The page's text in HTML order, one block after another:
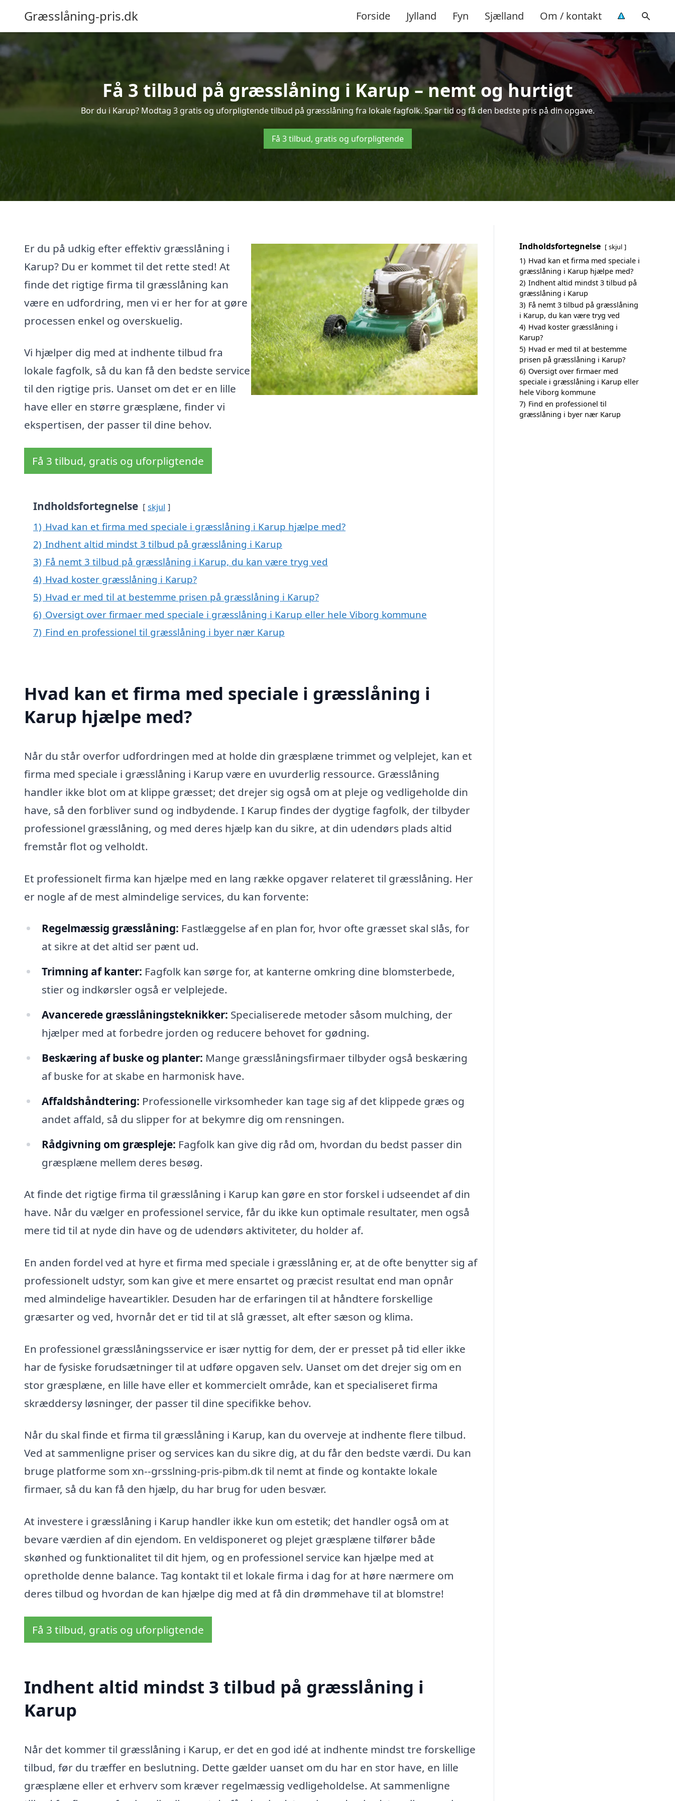
Græsslåning-pris.dk Forside Jylland Fyn Sjælland Om / kontakt
Få 3 tilbud på græsslåning i Karup – nemt og hurtigt
Bor du i Karup? Modtag 3 gratis og uforpligtende tilbud på græsslåning fra lokale fagfolk. Spar tid og få den bedste pris på din opgave.
Få 3 tilbud, gratis og uforpligtende
Er du på udkig efter effektiv græsslåning i
Karup? Du er kommet til det rette sted! At
finde det rigtige firma til græsslåning kan
være en udfordring, men vi er her for at gøre
processen enkel og overskuelig.
Vi hjælper dig med at indhente tilbud fra
lokale fagfolk, så du kan få den bedste service
til den rigtige pris. Uanset om det er en lille
have eller en større græsplæne, finder vi
ekspertisen, der passer til dine behov.
Få 3 tilbud, gratis og uforpligtende
Indholdsfortegnelse skjul
1) Hvad kan et firma med speciale i græsslåning i Karup hjælpe med?
2) Indhent altid mindst 3 tilbud på græsslåning i Karup
3) Få nemt 3 tilbud på græsslåning i Karup, du kan være tryg ved
4) Hvad koster græsslåning i Karup?
5) Hvad er med til at bestemme prisen på græsslåning i Karup?
6) Oversigt over firmaer med speciale i græsslåning i Karup eller hele Viborg kommune
7) Find en professionel til græsslåning i byer nær Karup
Hvad kan et firma med speciale i græsslåning i
Karup hjælpe med?
Når du står overfor udfordringen med at holde din græsplæne trimmet og velplejet, kan et
firma med speciale i græsslåning i Karup være en uvurderlig ressource. Græsslåning
handler ikke blot om at klippe græsset; det drejer sig også om at pleje og vedligeholde din
have, så den forbliver sund og indbydende. I Karup findes der dygtige fagfolk, der tilbyder
professionel græsslåning, og med deres hjælp kan du sikre, at din udendørs plads altid
fremstår flot og velholdt.
Et professionelt firma kan hjælpe med en lang række opgaver relateret til græsslåning. Her
er nogle af de mest almindelige services, du kan forvente:
Regelmæssig græsslåning: Fastlæggelse af en plan for, hvor ofte græsset skal slås, for
at sikre at det altid ser pænt ud.
Trimning af kanter: Fagfolk kan sørge for, at kanterne omkring dine blomsterbede,
stier og indkørsler også er velplejede.
Avancerede græsslåningsteknikker: Specialiserede metoder såsom mulching, der
hjælper med at forbedre jorden og reducere behovet for gødning.
Beskæring af buske og planter: Mange græsslåningsfirmaer tilbyder også beskæring
af buske for at skabe en harmonisk have.
Affaldshåndtering: Professionelle virksomheder kan tage sig af det klippede græs og
andet affald, så du slipper for at bekymre dig om rensningen.
Rådgivning om græspleje: Fagfolk kan give dig råd om, hvordan du bedst passer din
græsplæne mellem deres besøg.
At finde det rigtige firma til græsslåning i Karup kan gøre en stor forskel i udseendet af din
have. Når du vælger en professionel service, får du ikke kun optimale resultater, men også
mere tid til at nyde din have og de udendørs aktiviteter, du holder af.
En anden fordel ved at hyre et firma med speciale i græsslåning er, at de ofte benytter sig af
professionelt udstyr, som kan give et mere ensartet og præcist resultat end man opnår
med almindelige haveartikler. Desuden har de erfaringen til at håndtere forskellige
græsarter og ved, hvornår det er tid til at slå græsset, alt efter sæson og klima.
En professionel græsslåningsservice er især nyttig for dem, der er presset på tid eller ikke
har de fysiske forudsætninger til at udføre opgaven selv. Uanset om det drejer sig om en
stor græsplæne, en lille have eller et kommercielt område, kan et specialiseret firma
skræddersy løsninger, der passer til dine specifikke behov.
Når du skal finde et firma til græsslåning i Karup, kan du overveje at indhente flere tilbud.
Ved at sammenligne priser og services kan du sikre dig, at du får den bedste værdi. Du kan
bruge platforme som xn--grsslning-pris-pibm.dk til nemt at finde og kontakte lokale
firmaer, så du kan få den hjælp, du har brug for uden besvær.
At investere i græsslåning i Karup handler ikke kun om estetik; det handler også om at
bevare værdien af din ejendom. En veldisponeret og plejet græsplæne tilfører både
skønhed og funktionalitet til dit hjem, og en professionel service kan hjælpe med at
opretholde denne balance. Tag kontakt til et lokale firma i dag for at høre nærmere om
deres tilbud og hvordan de kan hjælpe dig med at få din drømmehave til at blomstre!
Få 3 tilbud, gratis og uforpligtende
Indhent altid mindst 3 tilbud på græsslåning i
Karup
Når det kommer til græsslåning i Karup, er det en god idé at indhente mindst tre forskellige
tilbud, før du træffer en beslutning. Dette gælder uanset om du har en stor have, en lille
græsplæne eller et erhverv som kræver regelmæssig vedligeholdelse. At sammenligne
Indholdsfortegnelse skjul
1) Hvad kan et firma med speciale i
græsslåning i Karup hjælpe med?
2) Indhent altid mindst 3 tilbud på
græsslåning i Karup
3) Få nemt 3 tilbud på græsslåning
i Karup, du kan være tryg ved
4) Hvad koster græsslåning i
Karup?
5) Hvad er med til at bestemme
prisen på græsslåning i Karup?
6) Oversigt over firmaer med
speciale i græsslåning i Karup eller
hele Viborg kommune
7) Find en professionel til
græsslåning i byer nær Karup